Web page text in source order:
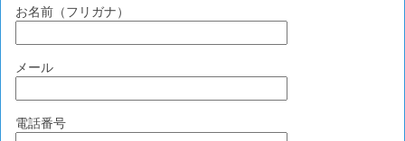
お名前（フリガナ）
メール
電話番号